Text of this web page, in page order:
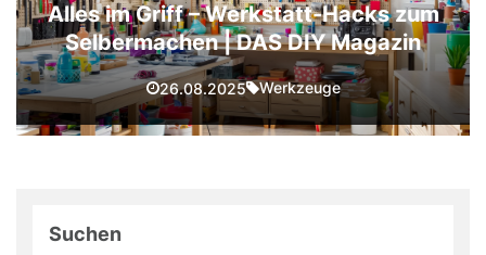
Alles im Griff – Werkstatt-Hacks zum
Selbermachen | DAS DIY Magazin
26.08.2025 Werkzeuge
Suchen